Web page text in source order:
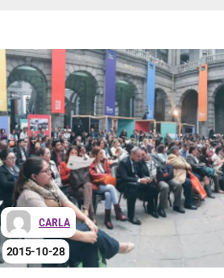
CARLA
2015-10-28